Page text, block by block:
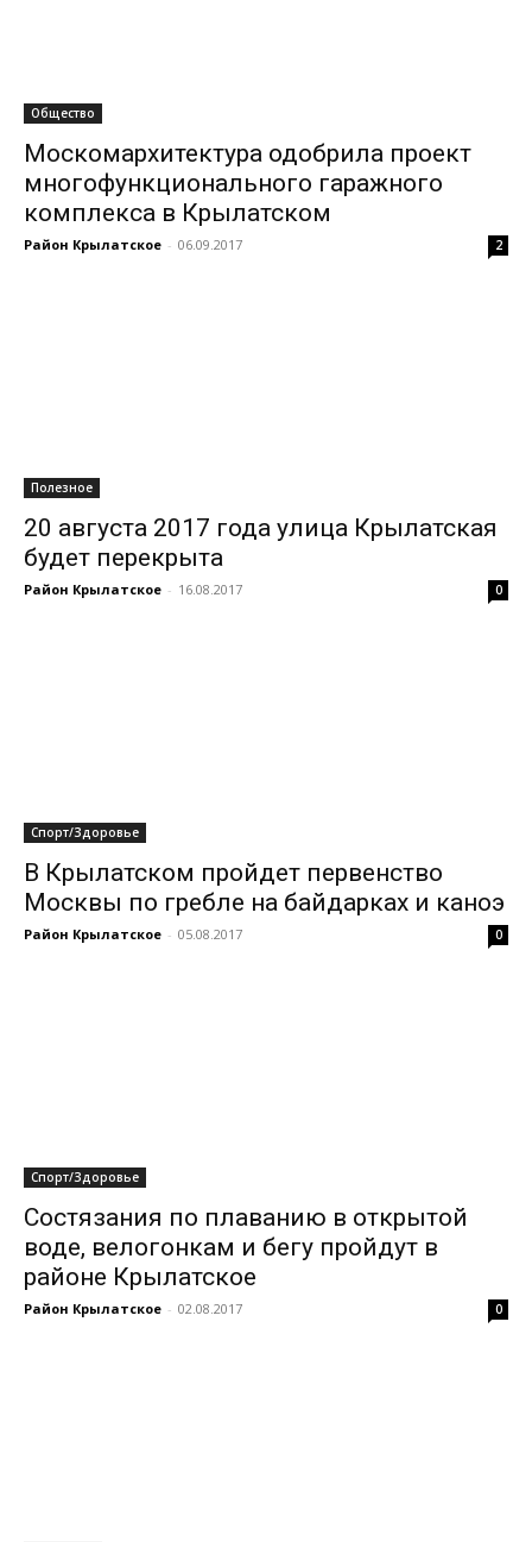
Общество
Москомархитектура одобрила проект
многофункционального гаражного
комплекса в Крылатском
Район Крылатское - 06.09.2017 2
Полезное
20 августа 2017 года улица Крылатская
будет перекрыта
Район Крылатское - 16.08.2017 0
Спорт/Здоровье
В Крылатском пройдет первенство
Москвы по гребле на байдарках и каноэ
Район Крылатское - 05.08.2017 0
Спорт/Здоровье
Состязания по плаванию в открытой
воде, велогонкам и бегу пройдут в
районе Крылатское
Район Крылатское - 02.08.2017 0